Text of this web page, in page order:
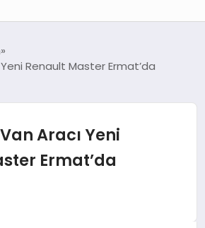
Yeni Renault Master Ermat’da
Aracı Yeni
Ermat’da